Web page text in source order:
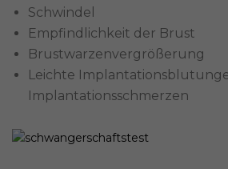
Schwindel
Empfindlichkeit der Brust
Brustwarzenvergrößerung
Leichte
Implantationsschmerzen